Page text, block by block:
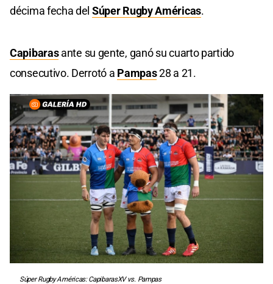
décima fecha del Súper Rugby Américas.
Capibarasante su gente, ganó su cuarto partido
consecutivo. Derrotó a Pampas28 a 21.
Súper Rugby Américas: CapibarasXV vs. Pampas